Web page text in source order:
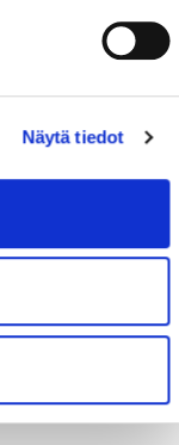
Näytä tiedot
#17 ,
,